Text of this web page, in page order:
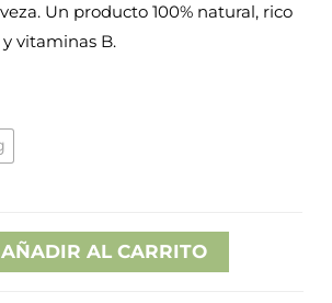
desde
Un producto 100% natural, rico
vitaminas B.
AÑADIR AL CARRITO